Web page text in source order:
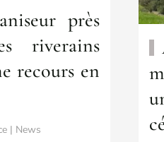
près
riverains
recours en
| News